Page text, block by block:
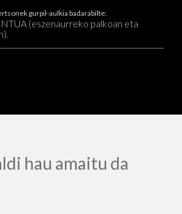
gurpil-aulkia badarabilte:
(eszenaurreko palkoan eta
hau amaitu da